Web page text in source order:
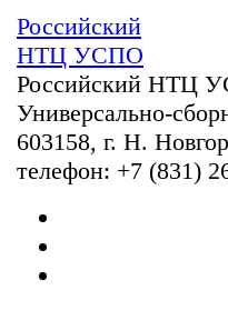
Российский
НТЦ УСПО
Российский НТЦ
Универсально-
603158, г. Н.
телефон: +7 (831)